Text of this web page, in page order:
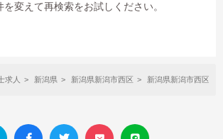
を変えて再検索をお試しください。
求人 新潟県 新潟県新潟市西区 新潟県新潟市西区×